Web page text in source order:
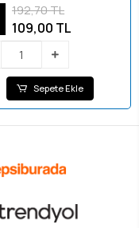
192,70 TL
109,00 TL
Sepete Ekle